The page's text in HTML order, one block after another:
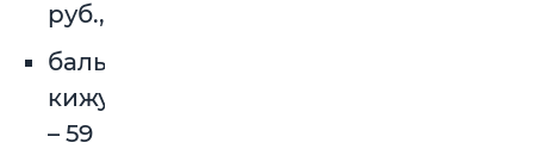
руб.,
балык
кижуча
– 59